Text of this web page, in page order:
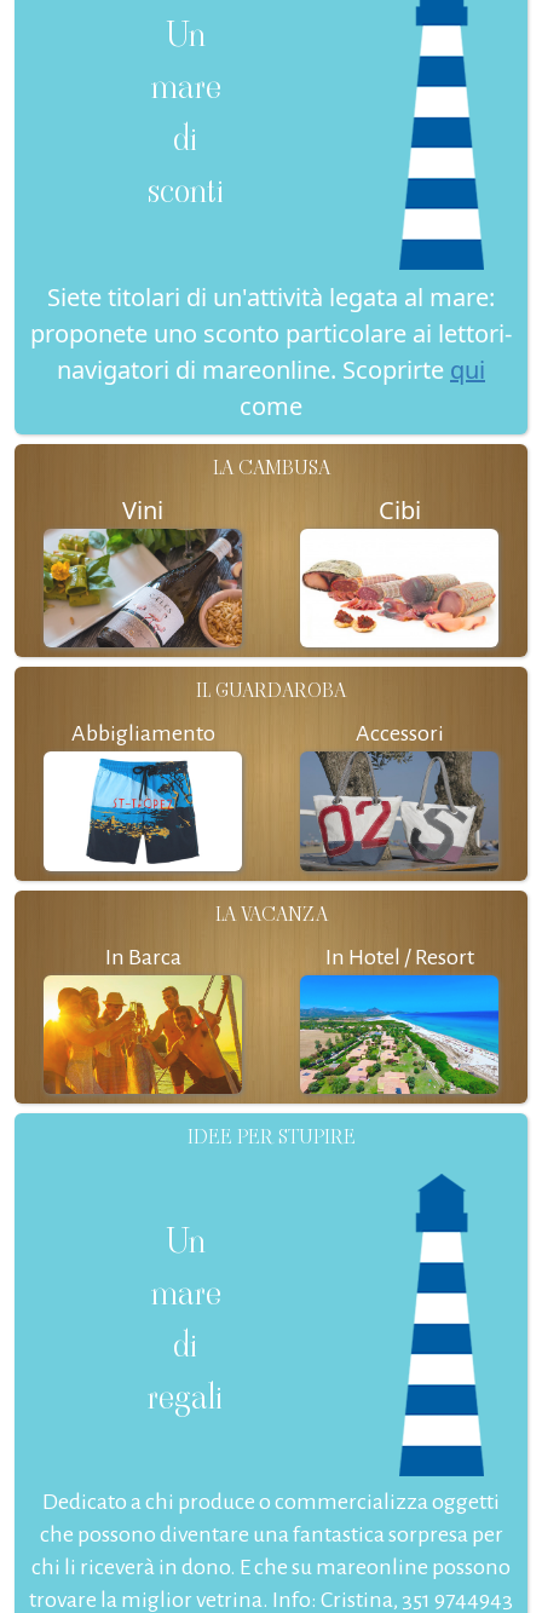
Un
mare
di
sconti
Siete titolari di un'attività legata al mare:
proponete uno sconto particolare ai lettori-
navigatori di mareonline. Scoprirte qui
come
LA CAMBUSA
Vini Cibi
IL GUARDAROBA
Abbigliamento Accessori
LA VACANZA
In Barca In Hotel / Resort
IDEE PER STUPIRE
Un
mare
di
regali
Dedicato a chi produce o commercializza oggetti
che possono diventare una fantastica sorpresa per
chi li riceverà in dono. E che su mareonline possono
trovare la miglior vetrina. Info: Cristina, 351 9744943